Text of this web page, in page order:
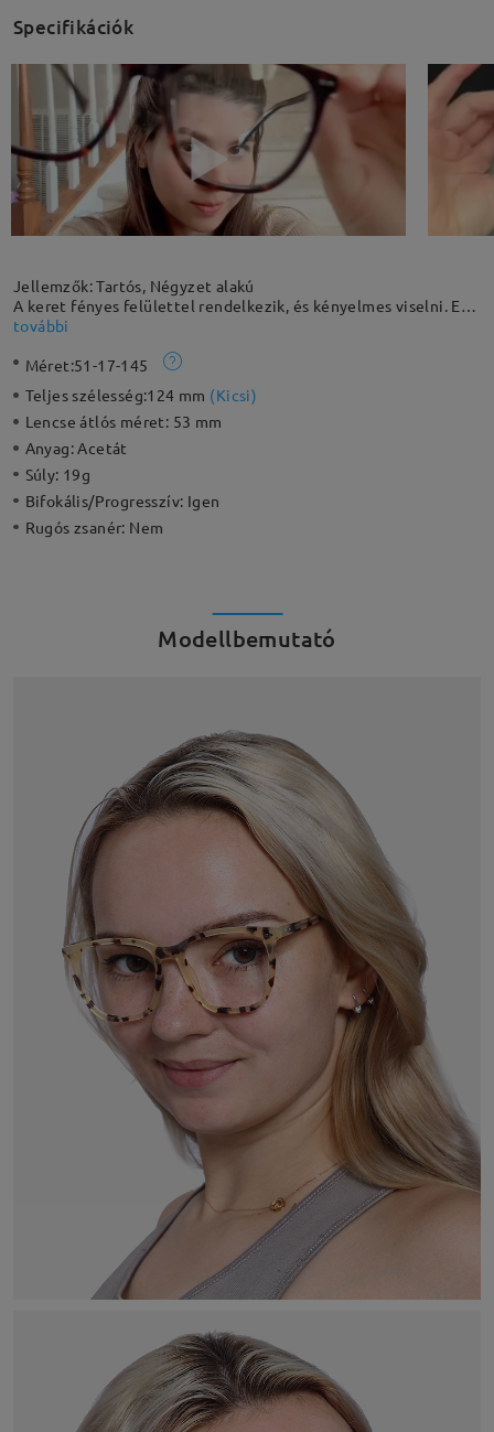
Specifikációk
Jellemzők: Tartós, Négyzet alakú
A keret fényes felülettel rendelkezik, és kényelmes viselni. Ez a
túlméretezett négyzet keret alkalmas a kerek arcformához,
beépített szegecsek zökkenőmentes dizájnja csinos
kiemeléseket ad a mindennapi megjelenéshez, ötvözve a
tartósságot és a stílust.
további
Méret:51-17-145
Teljes szélesség:124 mm (Kicsi)
Lencse átlós méret: 53 mm
Anyag:Acetát
Súly: 19g
Bifokális/Progresszív: Igen
Rugós zsanér: Nem
Modellbemutató